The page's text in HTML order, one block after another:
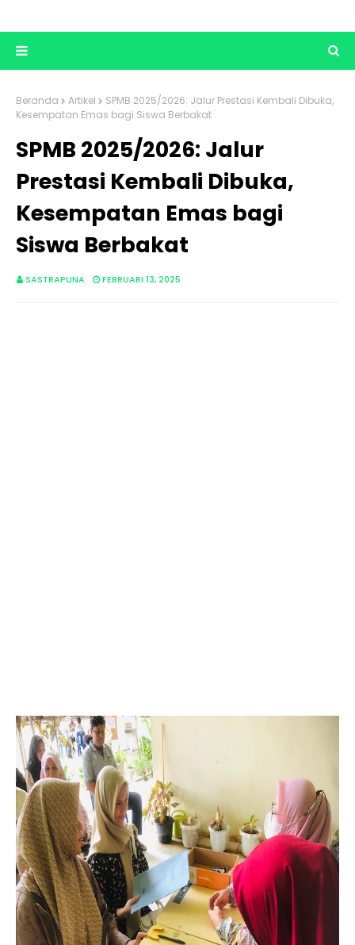
Beranda Artikel
SPMB 2025/2026: Jalur Prestasi Kembali Dibuka,
Kesempatan Emas bagi Siswa Berbakat
SPMB 2025/2026: Jalur
Prestasi Kembali Dibuka,
Kesempatan Emas bagi
Siswa Berbakat
SASTRAPUNA FEBRUARI 13, 2025